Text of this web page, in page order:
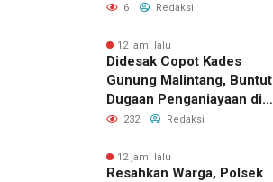
6 Redaksi
12 jam lalu
Didesak Copot Kades
Gunung Malintang, Buntut
Dugaan Penganiayaan di
Dusun Balakka Padang
232 Redaksi
12 jam lalu
Resahkan Warga, Polsek